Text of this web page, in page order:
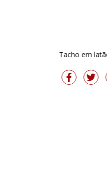
Tacho em